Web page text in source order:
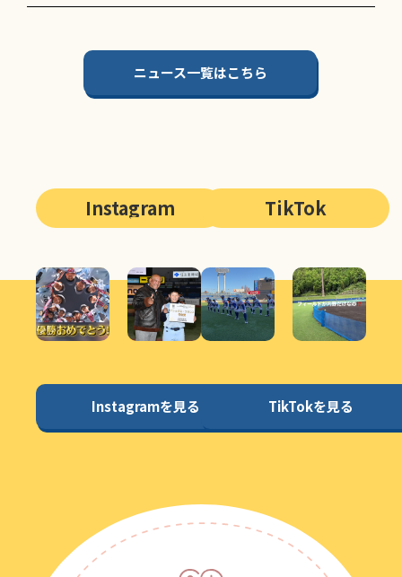
ニュース一覧はこちら
Instagram
Instagramを見る
TikTok
TikTokを見る